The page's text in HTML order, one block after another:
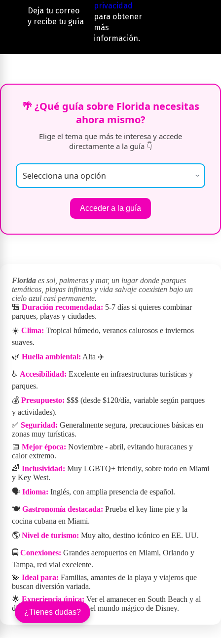
Deja tu correo
y recibe tu guía
privacidad
para obtener
más
información.
🌴 ¿Qué guía sobre Florida necesitas
ahora mismo?
Elige el tema que más te interesa y accede
directamente a la guía 👇
Acceder a la guía
Florida es sol, palmeras y mar, un lugar donde parques
temáticos, playas infinitas y vida salvaje coexisten bajo un
cielo azul casi permanente.
🎒 Duración recomendada: 5-7 días si quieres combinar
parques, playas y ciudades.
☀️ Clima: Tropical húmedo, veranos calurosos e inviernos
suaves.
🌿 Huella ambiental: Alta ✈️
♿ Accesibilidad: Excelente en infraestructuras turísticas y
parques.
💰 Presupuesto: $$$ (desde $120/día, variable según parques
y actividades).
✅ Seguridad: Generalmente segura, precauciones básicas en
zonas muy turísticas.
📅 Mejor época: Noviembre - abril, evitando huracanes y
calor extremo.
🌈 Inclusividad: Muy LGBTQ+ friendly, sobre todo en Miami
y Key West.
🗣️ Idioma: Inglés, con amplia presencia de español.
🍽️ Gastronomía destacada: Prueba el key lime pie y la
cocina cubana en Miami.
🌎 Nivel de turismo: Muy alto, destino icónico en EE. UU.
🚍 Conexiones: Grandes aeropuertos en Miami, Orlando y
Tampa, red vial excelente.
💫 Ideal para: Familias, amantes de la playa y viajeros que
buscan diversión variada.
🌟 Experiencia única: Ver el amanecer en South Beach y al
día siguiente perderse en el mundo mágico de Disney.
¿Tienes dudas?